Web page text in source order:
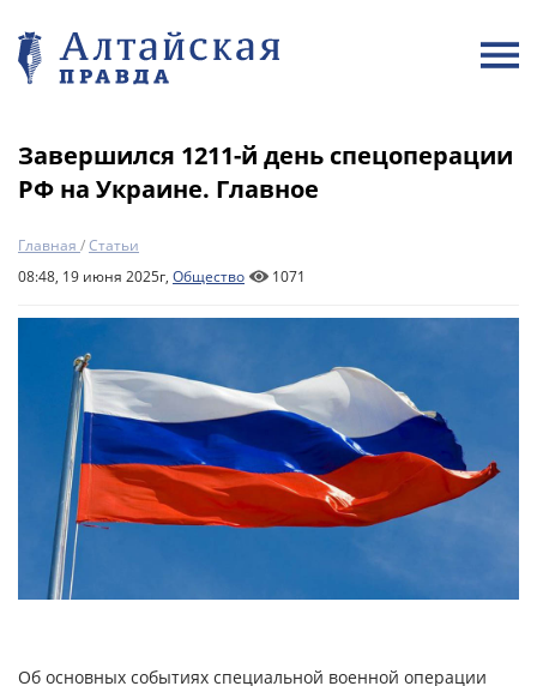
Завершился 1211-й день спецоперации
РФ на Украине. Главное
Главная /Статьи
08:48, 19 июня 2025г, Общество 1071
Об основных событиях специальной военной операции